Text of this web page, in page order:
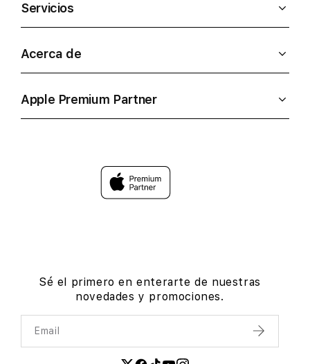
Servicios
Acerca de
Apple Premium Partner
Sé el primero en enterarte de nuestras
novedades y promociones.
Email